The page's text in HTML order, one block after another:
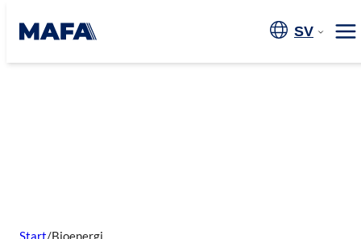
SV
Start/Bioenergi